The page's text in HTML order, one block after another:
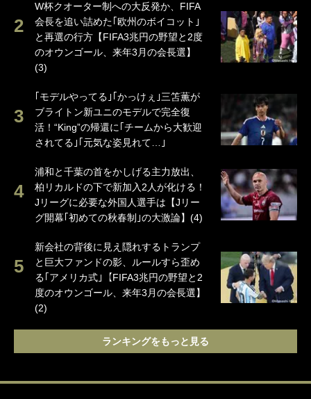
W杯クオーター制への大反発か、FIFA
会長を追い詰めた｢欧州のボイコット｣
と再選の行方【FIFA3兆円の野望と2度
のオウンゴール、来年3月の会長選】
(3)
｢モデルやってる｣｢かっけぇ｣三笘薫が
ブライトン新ユニのモデルで完全復
活！“King”の帰還に｢チームから大歓迎
されてる｣｢元気な姿見れて…｣
浦和と千葉の首をかしげる主力放出、
柏リカルドの下で新加入2人が化ける！
Jリーグに必要な外国人選手は【Jリー
グ開幕｢初めての秋春制｣の大激論】(4)
新会社の背後に見え隠れするトランプ
と巨大ファンドの影、ルールすら歪め
る｢アメリカ式｣【FIFA3兆円の野望と2
度のオウンゴール、来年3月の会長選】
(2)
ランキングをもっと見る